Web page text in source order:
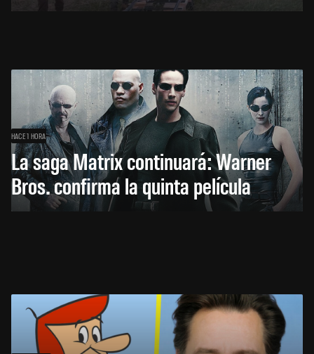
HACE 1 HORA
La saga Matrix continuará: Warner
Bros. confirma la quinta película